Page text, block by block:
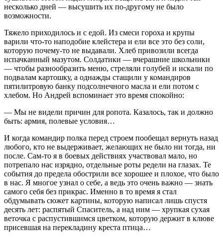
несколько дней — высушить их по-другому не было
возможности.
Тяжело приходилось и с едой. Из смеси гороха и крупы
варили что-то наподобие клейстера и ели все это без соли,
которую почему-то не выдавали. Хлеб привозили всегда
испачканный мазутом. Солдатики — вчерашние школьники
— чтобы разнообразить меню, стреляли голубей и искали по
подвалам картошку, а однажды стащили у командиров
пятилитровую банку подсолнечного масла и ели потом с
хлебом. Но Андрей вспоминает это время спокойно:
— Мы не видели причин для ропота. Казалось, так и должно
быть: армия, полевые условия…
И когда командир полка перед строем пообещал вернуть назад
любого, кто не выдерживает, желающих не было ни тогда, ни
после. Сам-то я в боевых действиях участвовал мало, но
потрепало нас изрядно, отдельные роты редели на глазах. Те
события до предела обострили все хорошее и плохое, что было
в нас. Я многое узнал о себе, а ведь это очень важно — знать
самого себя без прикрас. Именно в то время я стал
обдумывать сюжет картины, которую написал лишь спустя
десять лет: распятый Спаситель, а над ним — хрупкая сухая
веточка с распустившимся цветком, которую держит в клюве
присевшая на перекладину креста птица…